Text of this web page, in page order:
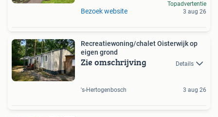
Bezoek website
Topadvertentie
3 aug 26
Recreatiewoning/chalet Oisterwijk op
eigen grond
Zie omschrijving Details
's-Hertogenbosch 3 aug 26